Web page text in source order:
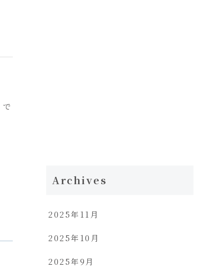
Archives
2025年11月
2025年10月
2025年9月